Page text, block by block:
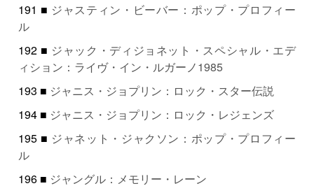
191 ■ ジャスティン・ビーバー：ポップ・プロフィー
ル
192 ■ ジャック・ディジョネット・スペシャル・エデ
ィション：ライヴ・イン・ルガーノ1985
193 ■ ジャニス・ジョプリン：ロック・スター伝説
194 ■ ジャニス・ジョプリン：ロック・レジェンズ
195 ■ ジャネット・ジャクソン：ポップ・プロフィー
ル
196 ■ ジャングル：メモリー・レーン